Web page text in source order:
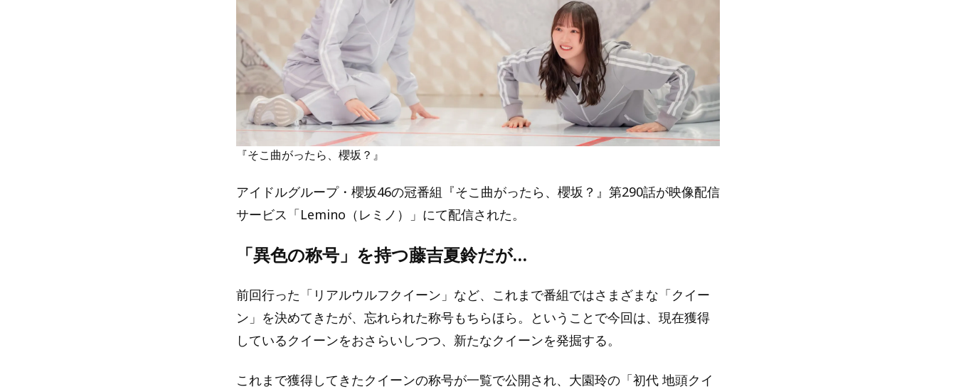
『そこ曲がったら、櫻坂？』
アイドルグループ・櫻坂46の冠番組『そこ曲がったら、櫻坂？』第290話が映像配信
サービス「Lemino（レミノ）」にて配信された。
「異色の称号」を持つ藤吉夏鈴だが…
前回行った「リアルウルフクイーン」など、これまで番組ではさまざまな「クイー
ン」を決めてきたが、忘れられた称号もちらほら。ということで今回は、現在獲得
しているクイーンをおさらいしつつ、新たなクイーンを発掘する。
これまで獲得してきたクイーンの称号が一覧で公開され、大園玲の「初代 地頭クイ